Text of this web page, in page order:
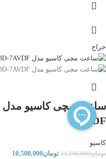
حراج
7AVDF
کاسیو
تومان11,500,000 تومان10,500,000